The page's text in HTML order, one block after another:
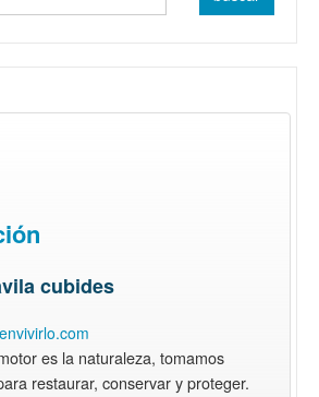
cubides
es la naturaleza, tomamos
restaurar, conservar y proteger.